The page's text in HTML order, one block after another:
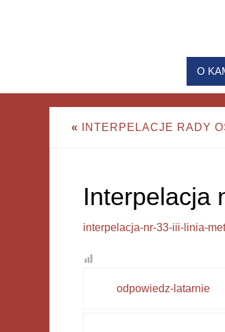
O
« INTERPELACJE RADY
Interpelacja
interpelacja-nr-33-iii-linia-
odpowiedz-latarnie